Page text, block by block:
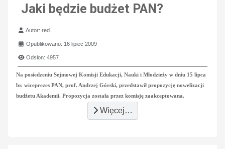
Jaki będzie budżet PAN?
Szczegóły
Autor:red.
Opublikowano: 16 lipiec 2009
Odsłon: 4957
Na posiedzeniu Sejmowej Komisji Edukacji, Nauki i Młodzieży w dniu 15 lipca
br. wiceprezes PAN, prof. Andrzej Górski, przedstawił propozycję nowelizacji
budżetu Akademii. Propozycja została przez komisję zaakceptowana.
Więcej…